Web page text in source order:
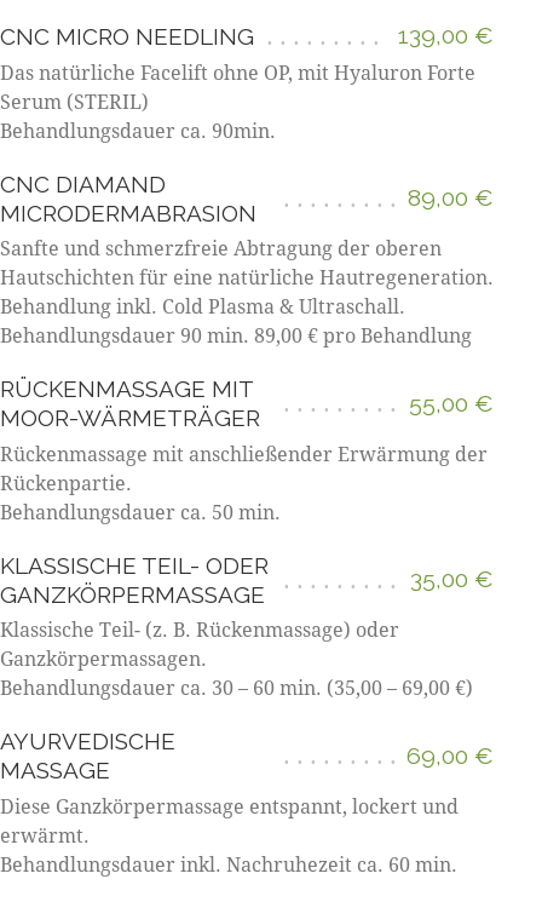
CNC MICRO NEEDLING 139,00 €
Das natürliche Facelift ohne OP, mit Hyaluron Forte
Serum (STERIL)
Behandlungsdauer ca. 90min.
CNC DIAMAND
MICRODERMABRASION
89,00 €
Sanfte und schmerzfreie Abtragung der oberen
Hautschichten für eine natürliche Hautregeneration.
Behandlung inkl. Cold Plasma & Ultraschall.
Behandlungsdauer 90 min. 89,00 € pro Behandlung
RÜCKENMASSAGE MIT
MOOR-WÄRMETRÄGER
55,00 €
Rückenmassage mit anschließender Erwärmung der
Rückenpartie.
Behandlungsdauer ca. 50 min.
KLASSISCHE TEIL- ODER
GANZKÖRPERMASSAGE
35,00 €
Klassische Teil- (z. B. Rückenmassage) oder
Ganzkörpermassagen.
Behandlungsdauer ca. 30 – 60 min. (35,00 – 69,00 €)
AYURVEDISCHE
MASSAGE
69,00 €
Diese Ganzkörpermassage entspannt, lockert und
erwärmt.
Behandlungsdauer inkl. Nachruhezeit ca. 60 min.